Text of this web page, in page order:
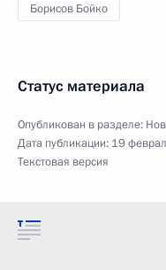
Борисов Бойко
Статус материала
Опубликован в разделе:
Дата публикации: 19
Текстовая версия